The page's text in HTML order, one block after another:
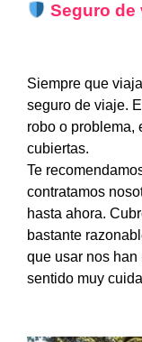
Seguro
Siempre que
seguro de viaje.
robo o problema,
cubiertas.
Te
contratamos
hasta ahora.
bastante
que usar nos
sentido muy